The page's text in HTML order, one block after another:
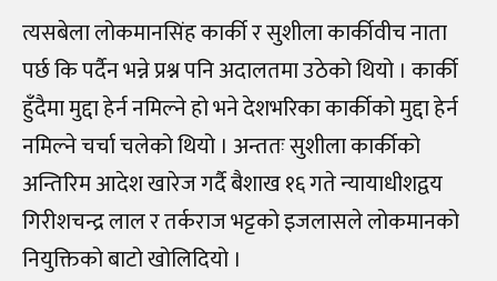
त्यसबेला लोकमानसिंह कार्की र सुशीला कार्कीवीच नाता
पर्छ कि पर्दैन भन्ने प्रश्न पनि अदालतमा उठेको थियो । कार्की
हुँदैमा मुद्दा हेर्न नमिल्ने हो भने देशभरिका कार्कीको मुद्दा हेर्न
नमिल्ने चर्चा चलेको थियो । अन्ततः सुशीला कार्कीको
अन्तिरिम आदेश खारेज गर्दै बैशाख १६ गते न्यायाधीशद्वय
गिरीशचन्द्र लाल र तर्कराज भट्टको इजलासले लोकमानको
नियुक्तिको बाटो खोलिदियो ।